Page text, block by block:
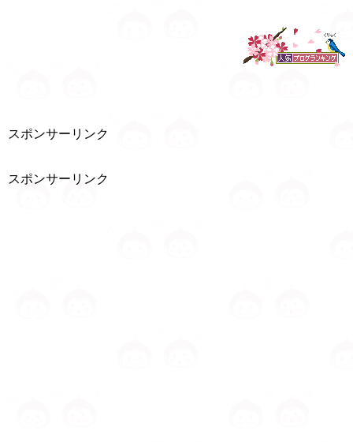
スポンサーリンク
スポンサーリンク